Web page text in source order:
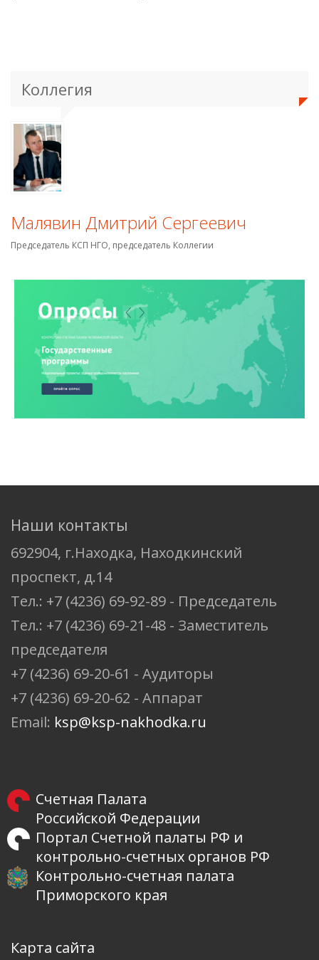
Коллегия
Малявин Дмитрий Сергеевич
Председатель КСП НГО, председатель Коллегии
Наши контакты
692904, г.Находка, Находкинский
проспект, д.14
Тел.: +7 (4236) 69-92-89 - Председатель
Тел.: +7 (4236) 69-21-48 - Заместитель
председателя
+7 (4236) 69-20-61 - Аудиторы
+7 (4236) 69-20-62 - Аппарат
Email: ksp@ksp-nakhodka.ru
Счетная Палата
Российской Федерации
Портал Счетной палаты РФ и
контрольно-счетных органов РФ
Контрольно-счетная палата
Приморского края
Карта сайта